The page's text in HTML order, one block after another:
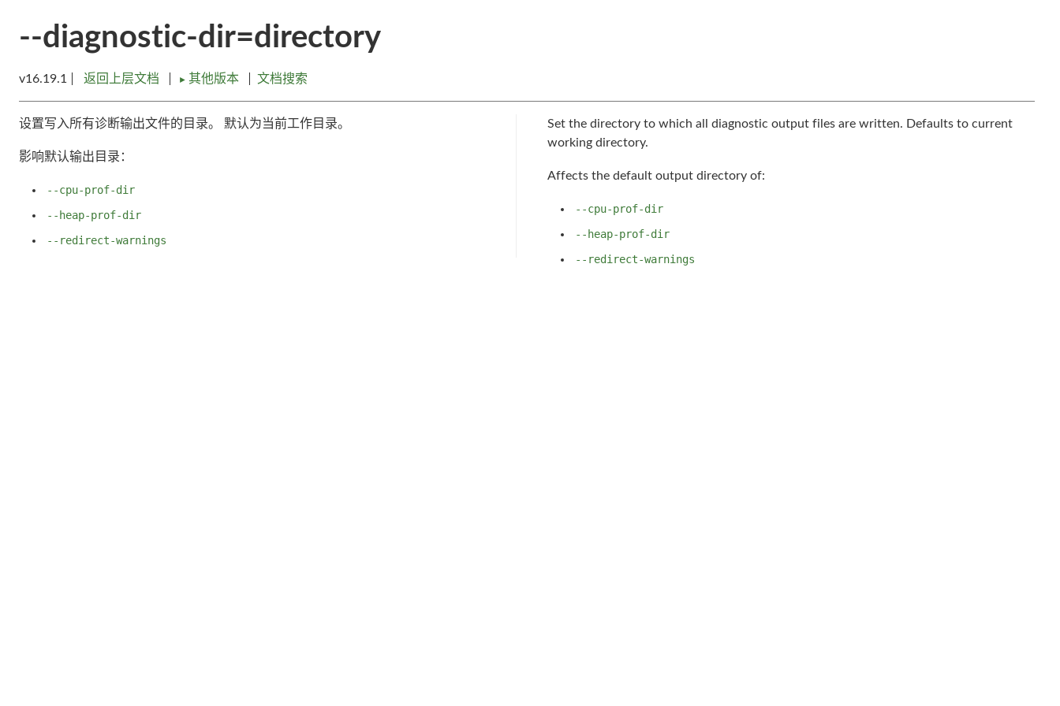
--diagnostic-dir=directory
v16.19.1 返回上层文档 ►其他版本 文档搜索
设置写入所有诊断输出文件的目录。 默认为当前工作目录。
影响默认输出目录：
--cpu-prof-dir
--heap-prof-dir
--redirect-warnings
Set the directory to which all diagnostic output files are written. Defaults to current
working directory.
Affects the default output directory of:
--cpu-prof-dir
--heap-prof-dir
--redirect-warnings